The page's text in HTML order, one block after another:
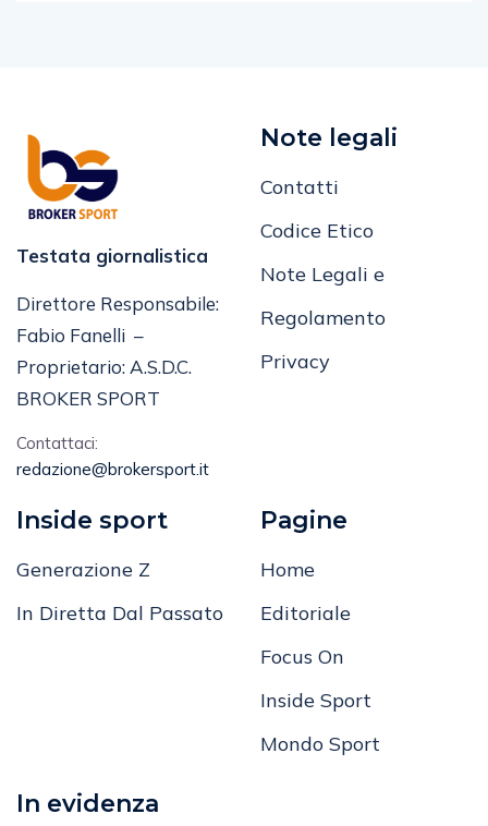
Testata giornalistica
Direttore Responsabile:
Fabio Fanelli –
Proprietario: A.S.D.C.
BROKER SPORT
Contattaci:
redazione@brokersport.it
Note legali
Contatti
Codice Etico
Note Legali e
Regolamento
Privacy
Inside sport
Generazione Z
In Diretta Dal Passato
Pagine
Home
Editoriale
Focus On
Inside Sport
Mondo Sport
In evidenza